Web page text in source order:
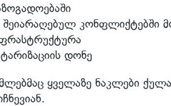
შეიარაღებულ კონფლიქტებში
დონე
ყველაზე ნაკლები